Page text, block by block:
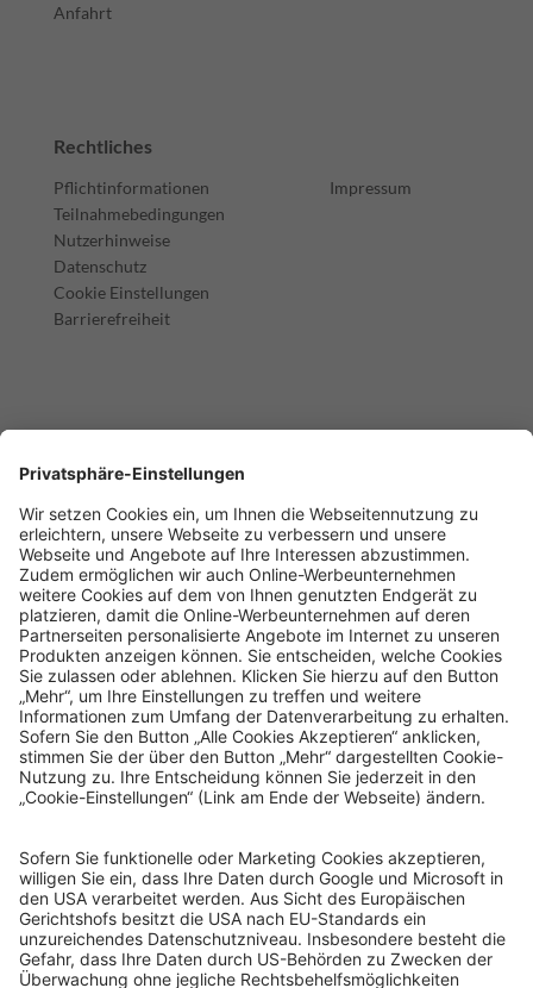
Anfahrt
Rechtliches
Pflichtinformationen
Teilnahmebedingungen
Nutzerhinweise
Datenschutz
Cookie Einstellungen
Barrierefreiheit
Impressum
© Sachsenlotto 2026
sachsenlotto.de–